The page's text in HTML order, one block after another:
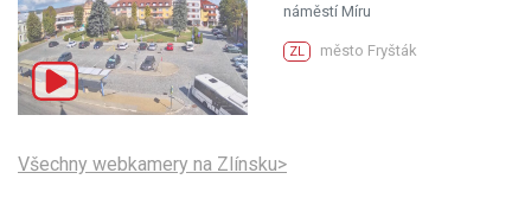
náměstí Míru
ZL město Fryšták
Všechny webkamery na Zlínsku>